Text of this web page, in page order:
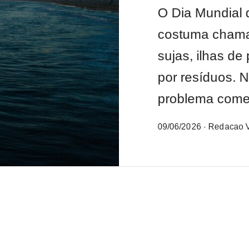
O Dia Mundial
costuma
sujas, ilhas de
por resíduos.
problema
09/06/2026 · Redacao